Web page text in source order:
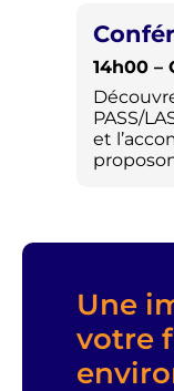
14h00 –
PASS/
et
Une
votre